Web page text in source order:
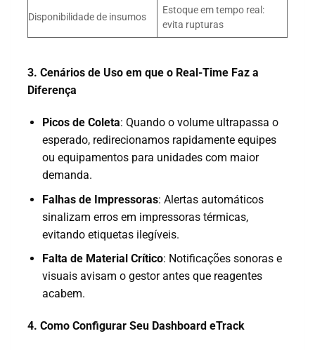
Disponibilidade de insumos
Estoque em tempo real:
evita rupturas
3. Cenários de Uso em que o Real-Time Faz a
Diferença
Picos de Coleta: Quando o volume ultrapassa o
esperado, redirecionamos rapidamente equipes
ou equipamentos para unidades com maior
demanda.
Falhas de Impressoras: Alertas automáticos
sinalizam erros em impressoras térmicas,
evitando etiquetas ilegíveis.
Falta de Material Crítico: Notificações sonoras e
visuais avisam o gestor antes que reagentes
acabem.
4. Como Configurar Seu Dashboard eTrack